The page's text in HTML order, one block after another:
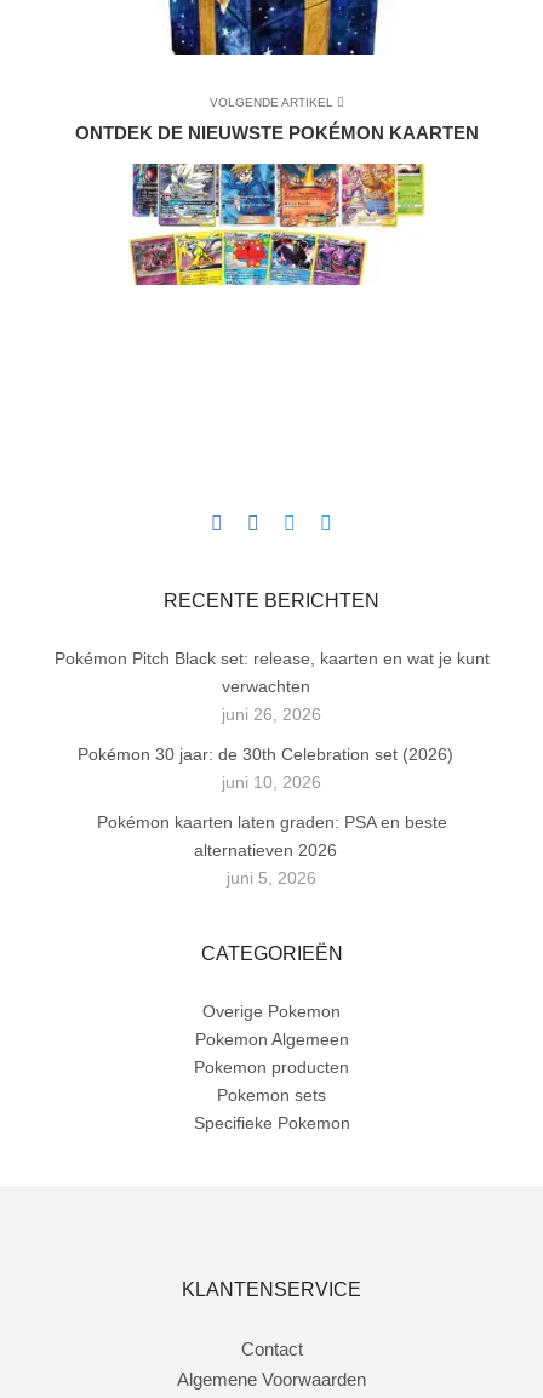
VOLGENDE ARTIKEL
ONTDEK DE NIEUWSTE POKÉMON KAARTEN
RECENTE BERICHTEN
Pokémon Pitch Black set: release, kaarten en wat je kunt
verwachten
juni 26, 2026
Pokémon 30 jaar: de 30th Celebration set (2026)
juni 10, 2026
Pokémon kaarten laten graden: PSA en beste
alternatieven 2026
juni 5, 2026
CATEGORIEËN
Overige Pokemon
Pokemon Algemeen
Pokemon producten
Pokemon sets
Specifieke Pokemon
KLANTENSERVICE
Contact
Algemene Voorwaarden